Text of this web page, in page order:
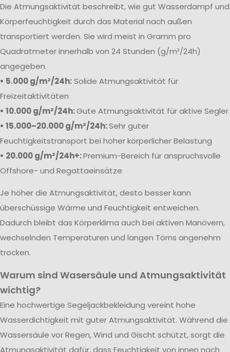
Die Atmungsaktivität beschreibt, wie gut Wasserdampf und
Körperfeuchtigkeit durch das Material nach außen
transportiert werden. Sie wird meist in Gramm pro
Quadratmeter innerhalb von 24 Stunden (g/m²/24h)
angegeben.
• 5.000 g/m²/24h:Solide Atmungsaktivität für
Freizeitaktivitäten
• 10.000 g/m²/24h:Gute Atmungsaktivität für aktive Segler
• 15.000–20.000 g/m²/24h:Sehr guter
Feuchtigkeitstransport bei hoher körperlicher Belastung
• 20.000 g/m²/24h+:Premium-Bereich für anspruchsvolle
Offshore- und Regattaeinsätze
Je höher die Atmungsaktivität, desto besser kann
überschüssige Wärme und Feuchtigkeit entweichen.
Dadurch bleibt das Körperklima auch bei aktiven Manövern,
wechselnden Temperaturen und langen Törns angenehm
trocken.
Warum sind Wasersäule und Atmungsaktivität
wichtig?
Eine hochwertige Segeljackbekleidung vereint hohe
Wasserdichtigkeit mit guter Atmungsaktivität. Während die
Wassersäule vor Regen, Wind und Gischt schützt, sorgt die
Atmungsaktivität dafür, dass Feuchtigkeit von innen nach